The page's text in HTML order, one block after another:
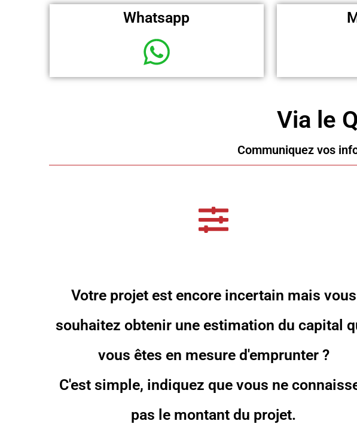
Whatsapp
Via le
Communiquez vos
Votre projet est encore incertain mais vous
souhaitez obtenir une estimation du capital
vous êtes en mesure d'emprunter ?
C'est simple, indiquez que vous ne
pas le montant du projet.